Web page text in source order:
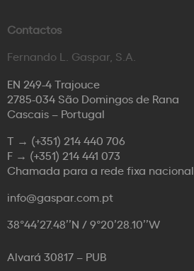
Contactos
Fernando L. Gaspar, S.A.
EN 249-4 Trajouce
2785-034 São Domingos de Rana
Cascais – Portugal
T → (+351) 214 440 706
F → (+351) 214 441 073
Chamada para a rede fixa nacional
info@gaspar.com.pt
38°44’27.48’’N / 9°20’28.10’’W
Alvará 30817 – PUB